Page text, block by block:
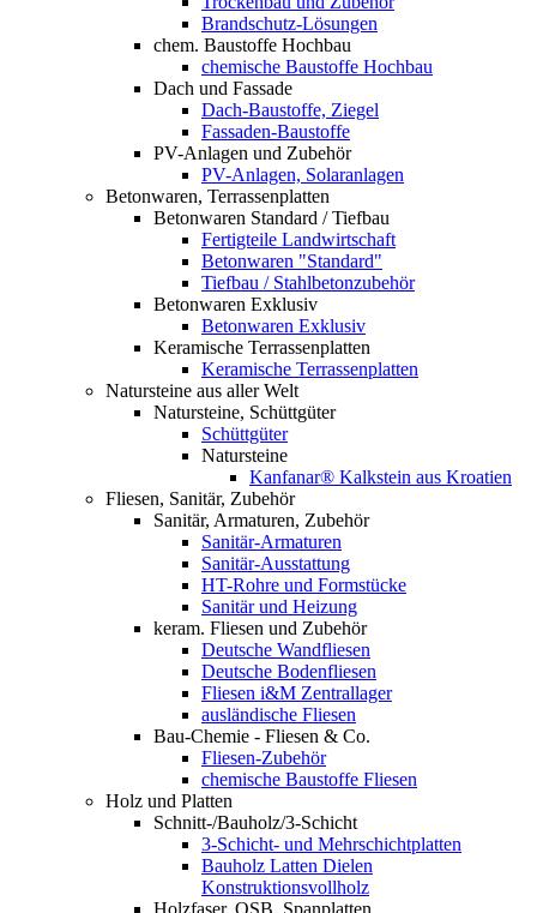
Brandschutz-Lösungen
chem. Baustoffe Hochbau
chemische Baustoffe Hochbau
Dach und Fassade
Dach-Baustoffe, Ziegel
Fassaden-Baustoffe
PV-Anlagen und Zubehör
PV-Anlagen, Solaranlagen
Betonwaren, Terrassenplatten
Betonwaren Standard / Tiefbau
Fertigteile Landwirtschaft
Betonwaren "Standard"
Tiefbau / Stahlbetonzubehör
Betonwaren Exklusiv
Betonwaren Exklusiv
Keramische Terrassenplatten
Keramische Terrassenplatten
Natursteine aus aller Welt
Natursteine, Schüttgüter
Schüttgüter
Natursteine
Kanfanar® Kalkstein aus Kroatien
Fliesen, Sanitär, Zubehör
Sanitär, Armaturen, Zubehör
Sanitär-Armaturen
Sanitär-Ausstattung
HT-Rohre und Formstücke
Sanitär und Heizung
keram. Fliesen und Zubehör
Deutsche Wandfliesen
Deutsche Bodenfliesen
Fliesen i&M Zentrallager
ausländische Fliesen
Bau-Chemie - Fliesen & Co.
Fliesen-Zubehör
chemische Baustoffe Fliesen
Holz und Platten
Schnitt-/Bauholz/3-Schicht
3-Schicht- und Mehrschichtplatten
Bauholz Latten Dielen
Konstruktionsvollholz
Holzfaser, OSB, Spanplatten